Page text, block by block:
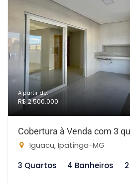
A partir de:
R$ 2.500.000
Cobertura à Venda com 3
Iguacu, Ipatinga-MG
3 Quartos
4 Banheiros